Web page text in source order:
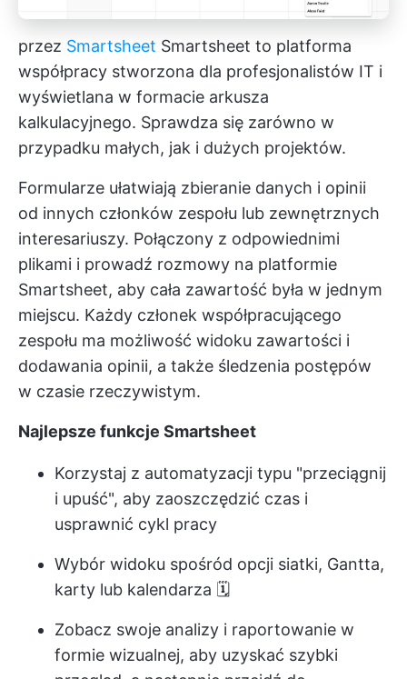
przez Smartsheet Smartsheet to platforma
współpracy stworzona dla profesjonalistów IT i
wyświetlana w formacie arkusza
kalkulacyjnego. Sprawdza się zarówno w
przypadku małych, jak i dużych projektów.
Formularze ułatwiają zbieranie danych i opinii
od innych członków zespołu lub zewnętrznych
interesariuszy. Połączony z odpowiednimi
plikami i prowadź rozmowy na platformie
Smartsheet, aby cała zawartość była w jednym
miejscu. Każdy członek współpracującego
zespołu ma możliwość widoku zawartości i
dodawania opinii, a także śledzenia postępów
w czasie rzeczywistym.
Najlepsze funkcje Smartsheet
Korzystaj z automatyzacji typu "przeciągnij
i upuść", aby zaoszczędzić czas i
usprawnić cykl pracy
Wybór widoku spośród opcji siatki, Gantta,
karty lub kalendarza 🗓️
Zobacz swoje analizy i raportowanie w
formie wizualnej, aby uzyskać szybki